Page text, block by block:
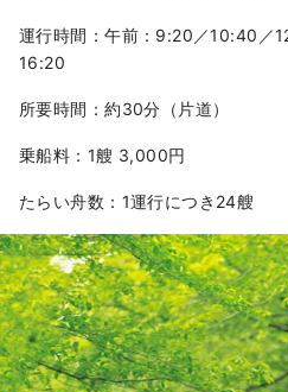
運行時間：午前：9:20／10:40／
16:20
所要時間：約30分（片道）
乗船料：1艘 3,000円
たらい舟数：1運行につき24艘